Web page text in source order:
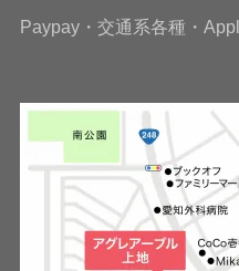
Paypay・交通系各種・